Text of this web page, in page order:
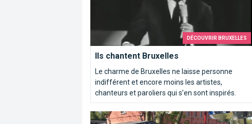
DÉCOUVRIR BRUXELLES
Ils chantent Bruxelles
Le charme de Bruxelles ne laisse personne
indifférent et encore moins les artistes,
chanteurs et paroliers qui s’en sont inspirés.
Trouver sa boîte à livres à Bruxelles